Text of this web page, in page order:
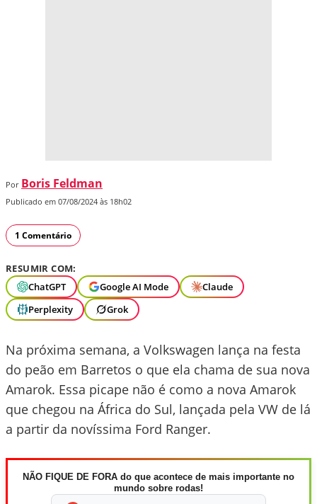
Por Boris Feldman
Publicado em 07/08/2024 às 18h02
1 Comentário
RESUMIR COM:
ChatGPT
Google AI Mode
Claude
Perplexity
Grok
Na próxima semana, a Volkswagen lança na festa
do peão em Barretos o que ela chama de sua nova
Amarok. Essa picape não é como a nova Amarok
que chegou na África do Sul, lançada pela VW de lá
a partir da novíssima Ford Ranger.
NÃO FIQUE DE FORA do que acontece de mais importante no
mundo sobre rodas!